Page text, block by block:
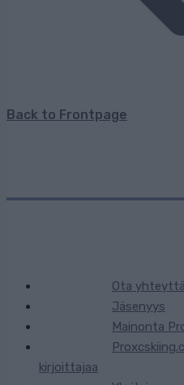
Back to Frontpage
Ota yhteyttä
Jäsenyys
Mainonta
kirjoittajaa